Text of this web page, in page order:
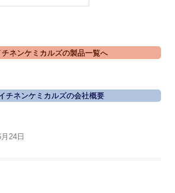
チネンケミカルズの製品一覧へ
チネンケミカルズの会社概要
24日